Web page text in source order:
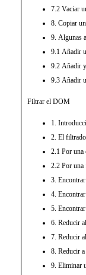
7.2 Vaciar
8. Copiar
9. Algunas
9.1 Añadir
9.2 Añadir
9.3 Añadir
Filtrar el DOM
1.
2. El
2.1 Por una
2.2 Por una
3.
4.
5.
6. Reducir
7. Reducir
8. Reducir
9. Eliminar